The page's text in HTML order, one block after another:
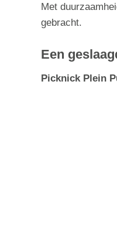
Met
gebracht.
Een
Picknick Plein